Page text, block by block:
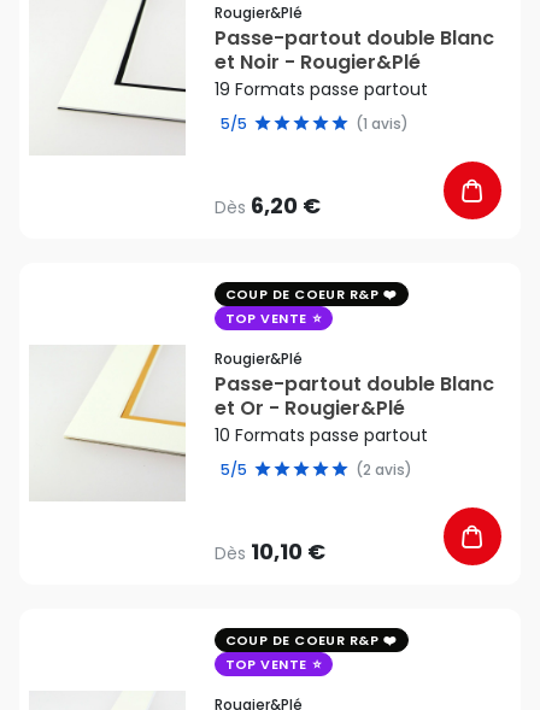
Rougier&plé
Passe-partout double Blanc
et Noir - Rougier&Plé
19 Formats passe partout
5/5 (1 avis)
Dès 6,20 €
COUP DE COEUR R&P
TOP VENTE
Rougier&plé
Passe-partout double Blanc
et Or - Rougier&Plé
10 Formats passe partout
5/5 (2 avis)
Dès 10,10 €
COUP DE COEUR R&P
TOP VENTE
Rougier&plé